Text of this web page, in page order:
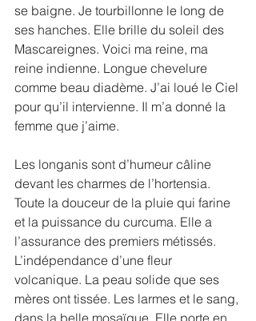
se baigne. Je tourbillonne le long de
ses hanches. Elle brille du soleil des
Mascareignes. Voici ma reine, ma
reine indienne. Longue chevelure
comme beau diadème. J’ai loué le Ciel
pour qu’il intervienne. Il m’a donné la
femme que j’aime.
Les longanis sont d’humeur câline
devant les charmes de l’hortensia.
Toute la douceur de la pluie qui farine
et la puissance du curcuma. Elle a
l’assurance des premiers métissés.
L’indépendance d’une fleur
volcanique. La peau solide que ses
mères ont tissée. Les larmes et le sang,
dans la belle mosaïque. Elle porte en